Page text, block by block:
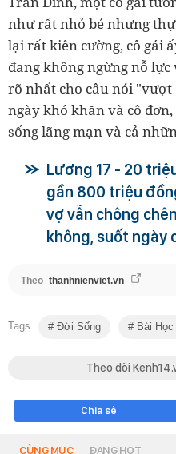
như rất nhỏ bé nhưng
lại rất kiên cường, cô gái
đang không ngừng nỗ
rõ nhất cho câu nói
ngày khó khăn và cô
sống lãng mạn và cả
Lương 17 - 20
gần 800 triệu
vợ vẫn chông
không, suốt ngày
Theo thanhnienviet.vn
Tags Đời Sống Bài Học
Theo dõi
Chia sẻ
CÙNG MỤC ĐANG HOT